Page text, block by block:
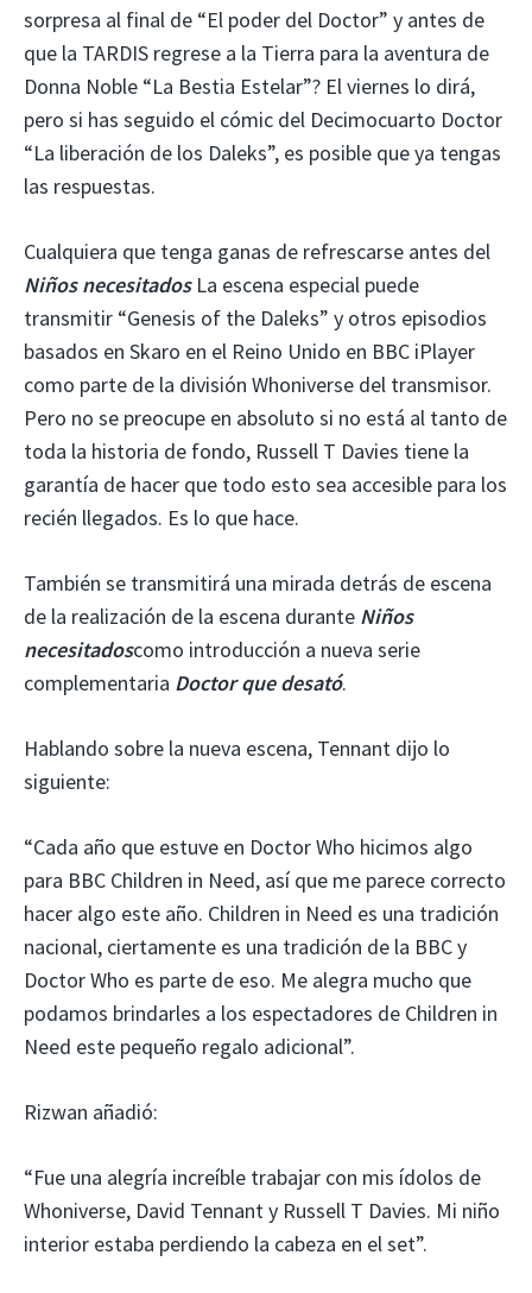
sorpresa al final de “El poder del Doctor” y antes de
que la TARDIS regrese a la Tierra para la aventura de
Donna Noble “La Bestia Estelar”? El viernes lo dirá,
pero si has seguido el cómic del Decimocuarto Doctor
“La liberación de los Daleks”, es posible que ya tengas
las respuestas.
Cualquiera que tenga ganas de refrescarse antes del
Niños necesitadosLa escena especial puede
transmitir “Genesis of the Daleks” y otros episodios
basados ​​en Skaro en el Reino Unido en BBC iPlayer
como parte de la división Whoniverse del transmisor.
Pero no se preocupe en absoluto si no está al tanto de
toda la historia de fondo, Russell T Davies tiene la
garantía de hacer que todo esto sea accesible para los
recién llegados. Es lo que hace.
También se transmitirá una mirada detrás de escena
de la realización de la escena durante Niños
necesitadoscomo introducción a nueva serie
complementaria Doctor que desató.
Hablando sobre la nueva escena, Tennant dijo lo
siguiente:
“Cada año que estuve en Doctor Who hicimos algo
para BBC Children in Need, así que me parece correcto
hacer algo este año. Children in Need es una tradición
nacional, ciertamente es una tradición de la BBC y
Doctor Who es parte de eso. Me alegra mucho que
podamos brindarles a los espectadores de Children in
Need este pequeño regalo adicional”.
Rizwan añadió:
“Fue una alegría increíble trabajar con mis ídolos de
Whoniverse, David Tennant y Russell T Davies. Mi niño
interior estaba perdiendo la cabeza en el set”.